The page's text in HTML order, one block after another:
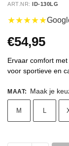
ART.NR: ID-130LG
★★★★★
€54,95
Ervaar comfort
voor sportieve en
MAAT: Maak je
M L